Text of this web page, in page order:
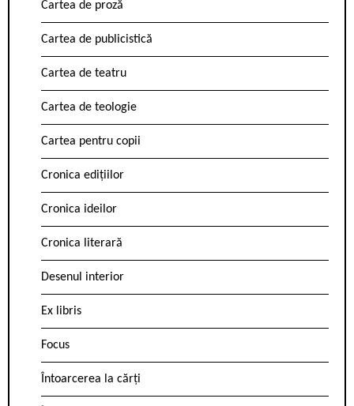
Cartea de proză
Cartea de publicistică
Cartea de teatru
Cartea de teologie
Cartea pentru copii
Cronica edițiilor
Cronica ideilor
Cronica literară
Desenul interior
Ex libris
Focus
Întoarcerea la cărți